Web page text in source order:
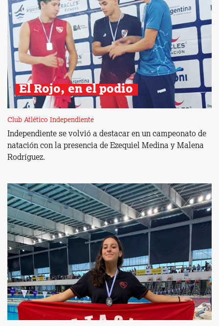
El Rojo, en el podio
Club Atlético Independiente
Independiente se volvió a destacar en un campeonato de
natación con la presencia de Ezequiel Medina y Malena
Rodríguez.